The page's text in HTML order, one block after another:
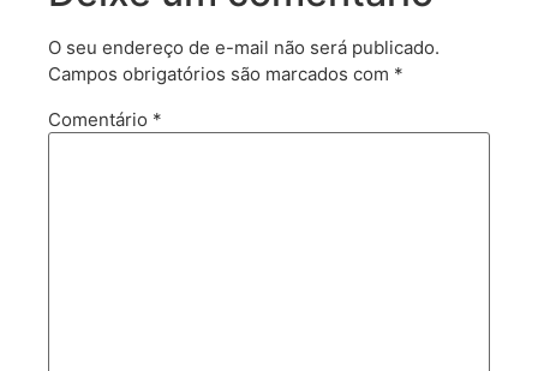
O seu endereço de e-mail não será publicado.
Campos obrigatórios são marcados com *
Comentário *